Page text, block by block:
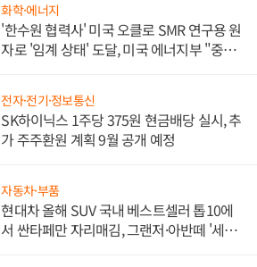
화학·에너지
'한수원 협력사' 미국 오클로 SMR 연구용 원
자로 '임계 상태' 도달, 미국 에너지부 "중요
전자·전기·정보통신
SK하이닉스 1주당 375원 현금배당 실시, 추
가 주주환원 계획 9월 공개 예정
자동차·부품
현대차 올해 SUV 국내 베스트셀러 톱10에
서 싼타페만 자리매김, 그랜저·아반떼 '세단